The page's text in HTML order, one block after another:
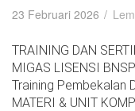
23 Februari 2026
TRAINING DAN
MIGAS LISENSI
Training Pembekalan
MATERI & UNIT